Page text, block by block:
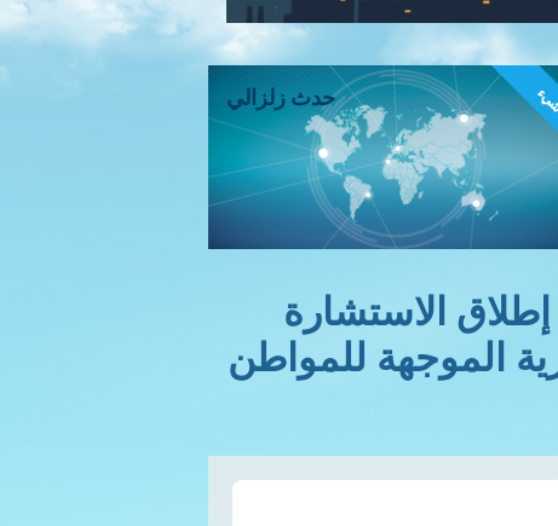
حدث زلزالي
إطلاق الاستشارة
الموجهة للمواطن